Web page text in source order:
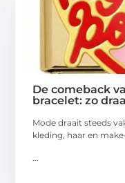
De comeback
bracelet: zo
Mode draait steeds
kleding, haar en